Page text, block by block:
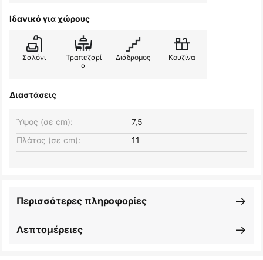
Ιδανικό για χώρους
Σαλόνι
Τραπεζαρί
α
Διάδρομος Κουζίνα
Διαστάσεις
Πλάτος (σε cm): 11
Ύψος (σε cm): 7,5
Λεπτομέρειες
Περισσότερες πληροφορίες